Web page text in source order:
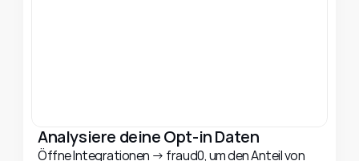
Analysiere deine Opt-in Daten
Öffne Integrationen → fraud0, um den Anteil von